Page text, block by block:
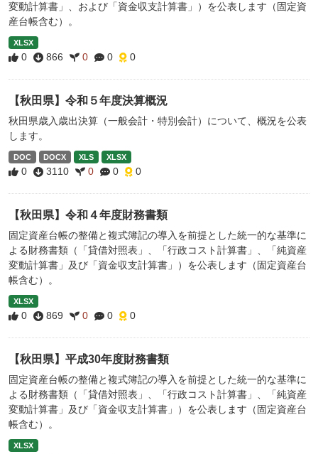
変動計算書」、および「資金収支計算書」）を公表します（固定資
産台帳含む）。
XLSX
0 866 0 0 0
【秋田県】令和５年度決算概況
秋田県歳入歳出決算（一般会計・特別会計）について、概況を公表
します。
DOC DOCX XLS XLSX
0 3110 0 0 0
【秋田県】令和４年度財務書類
固定資産台帳の整備と複式簿記の導入を前提とした統一的な基準に
よる財務書類（「貸借対照表」、「行政コスト計算書」、「純資産
変動計算書」及び「資金収支計算書」）を公表します（固定資産台
帳含む）。
XLSX
0 869 0 0 0
【秋田県】平成30年度財務書類
固定資産台帳の整備と複式簿記の導入を前提とした統一的な基準に
よる財務書類（「貸借対照表」、「行政コスト計算書」、「純資産
変動計算書」及び「資金収支計算書」）を公表します（固定資産台
帳含む）。
XLSX